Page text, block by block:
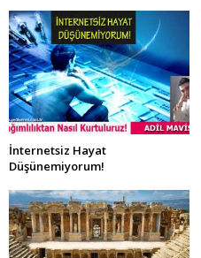
İnternetsiz Hayat
Düşünemiyorum!